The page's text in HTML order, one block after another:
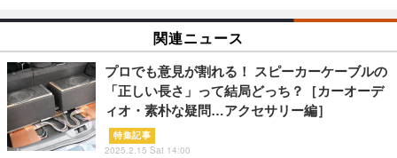
関連ニュース
プロでも意見が割れる！ スピーカーケーブルの
「正しい長さ」って結局どっち？［カーオーデ
ィオ・素朴な疑問…アクセサリー編］
特集記事
2025.2.15 Sat 14:00